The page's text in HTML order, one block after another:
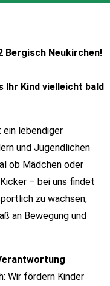
Bergisch Neukirchen!
Ihr Kind vielleicht bald
ein lebendiger
und Jugendlichen
ob Mädchen oder
– bei uns findet
zu wachsen,
an Bewegung und
Wir fördern Kinder